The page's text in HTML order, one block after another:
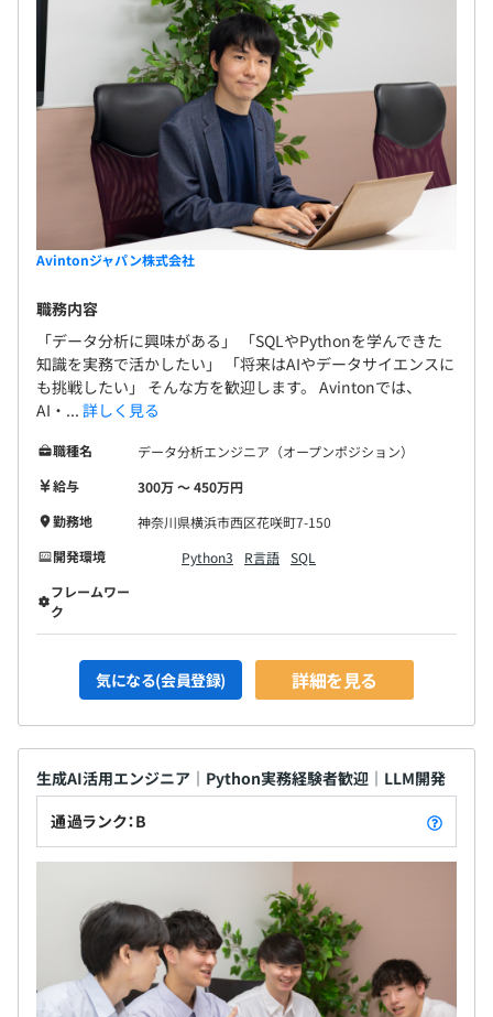
Avintonジャパン株式会社
職務内容
「データ分析に興味がある」 「SQLやPythonを学んできた
知識を実務で活かしたい」 「将来はAIやデータサイエンスに
も挑戦したい」 そんな方を歓迎します。 Avintonでは、
AI・... 詳しく見る
職種名
データ分析エンジニア（オープンポジション）
給与
300万 〜 450万円
勤務地
神奈川県横浜市西区花咲町7-150
開発環境
Python3 R言語 SQL
フレームワー
ク
気になる(会員登録) 詳細を見る
生成AI活用エンジニア｜Python実務経験者歓迎｜LLM開発
通過ランク：B